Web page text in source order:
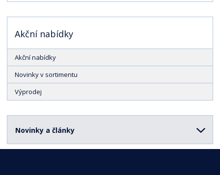
Akční nabídky
Akční nabídky
Novinky v sortimentu
Výprodej
Novinky a články